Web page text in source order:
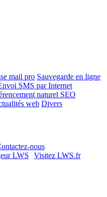
mail pro Sauvegarde en ligne
SMS par Internet
naturel SEO
web Divers
nous
Visitez LWS.fr